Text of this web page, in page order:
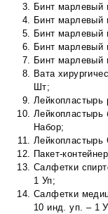
Бинт марлевый
Бинт марлевый
Бинт марлевый
Бинт марлевый
Бинт марлевый
Вата
Шт;
Набор;
Пакет-
Салфетки
1 Уп;
Салфетки
10 инд. уп. – 1